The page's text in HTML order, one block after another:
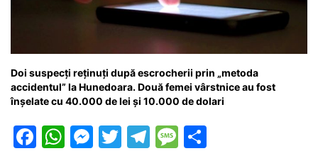
Doi suspecți reținuți după escrocherii prin „metoda
accidentul” la Hunedoara. Două femei vârstnice au fost
înșelate cu 40.000 de lei și 10.000 de dolari
F
W M T
T
M